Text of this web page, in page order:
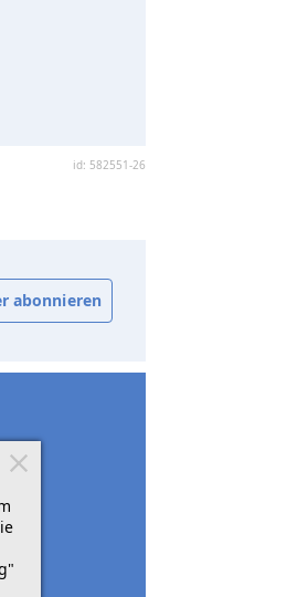
id: 582551-26
abonnieren